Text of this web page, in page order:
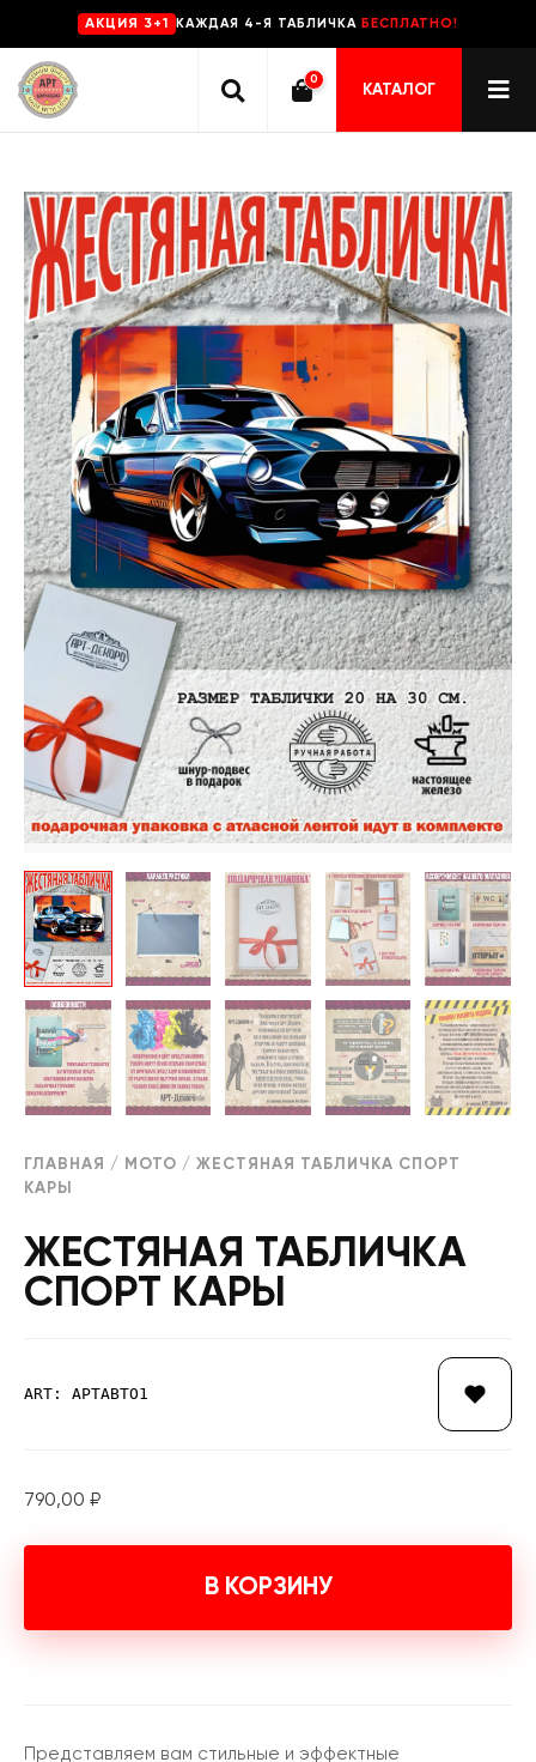
AKЦИЯ 3+1 КАЖДАЯ 4-Я ТАБЛИЧКА БЕСПЛАТНО!
0
КАТАЛОГ
ГЛАВНАЯ / МОТО / ЖЕСТЯНАЯ ТАБЛИЧКА СПОРТ
КАРЫ
ЖЕСТЯНАЯ ТАБЛИЧКА
СПОРТ КАРЫ
ART: АРТАВТО1
790,00 ₽
В КОРЗИНУ
Представляем вам стильные и эффектные